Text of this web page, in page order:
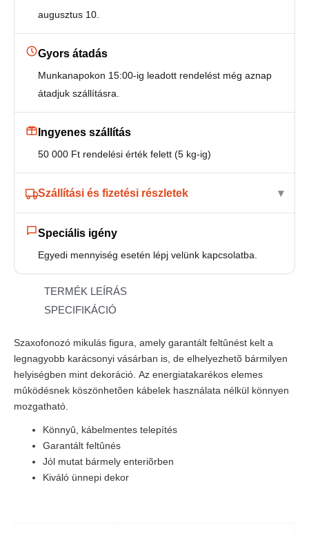
augusztus 10.
Gyors átadás
Munkanapokon 15:00-ig leadott rendelést még aznap
átadjuk szállításra.
Ingyenes szállítás
50 000 Ft rendelési érték felett (5 kg-ig)
Szállítási és fizetési részletek
Speciális igény
Egyedi mennyiség esetén lépj velünk kapcsolatba.
TERMÉK LEÍRÁS
SPECIFIKÁCIÓ
Szaxofonozó mikulás figura, amely garantált feltûnést kelt a
legnagyobb karácsonyi vásárban is, de elhelyezhetõ bármilyen
helyiségben mint dekoráció. Az energiatakarékos elemes
mûködésnek köszönhetõen kábelek használata nélkül könnyen
mozgatható.
Könnyû, kábelmentes telepítés
Garantált feltûnés
Jól mutat bármely enteriõrben
Kiváló ünnepi dekor